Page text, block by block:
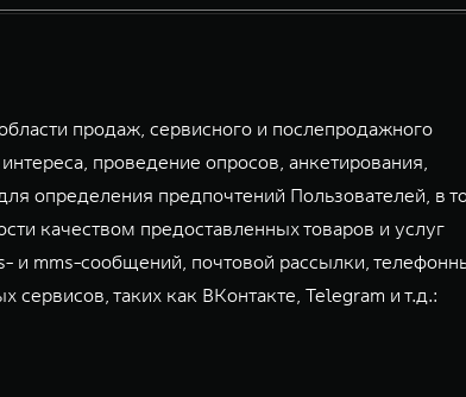
продаж, сервисного и послепродажного
проведение опросов, анкетирования,
определения предпочтений Пользователей, в
качеством предоставленных товаров и услуг
и mms-сообщений, почтовой рассылки,
таких как ВКонтакте, Telegram и т.д.: